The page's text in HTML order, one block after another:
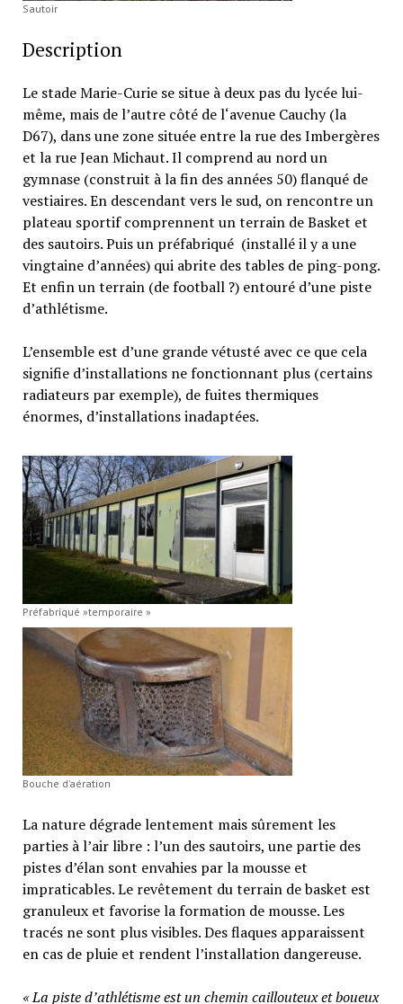
Sautoir
Description
Le stade Marie-Curie se situe à deux pas du lycée lui-
même, mais de l’autre côté de l‘avenue Cauchy (la
D67), dans une zone située entre la rue des Imbergères
et la rue Jean Michaut. Il comprend au nord un
gymnase (construit à la fin des années 50) flanqué de
vestiaires. En descendant vers le sud, on rencontre un
plateau sportif comprennent un terrain de Basket et
des sautoirs. Puis un préfabriqué (installé il y a une
vingtaine d’années) qui abrite des tables de ping-pong.
Et enfin un terrain (de football ?) entouré d’une piste
d’athlétisme.
L’ensemble est d’une grande vétusté avec ce que cela
signifie d’installations ne fonctionnant plus (certains
radiateurs par exemple), de fuites thermiques
énormes, d’installations inadaptées.
Préfabriqué »temporaire »
Bouche d’aération
La nature dégrade lentement mais sûrement les
parties à l’air libre : l’un des sautoirs, une partie des
pistes d’élan sont envahies par la mousse et
impraticables. Le revêtement du terrain de basket est
granuleux et favorise la formation de mousse. Les
tracés ne sont plus visibles. Des flaques apparaissent
en cas de pluie et rendent l’installation dangereuse.
« La piste d’athlétisme est un chemin caillouteux et boueux